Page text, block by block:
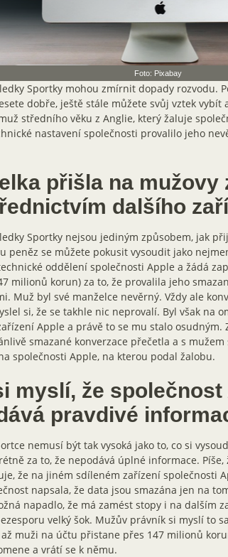
Foto: Pixabay
Sportky mohou zmírnit dopady rozvodu.
dobře, ještě stále můžete svůj vztek
středního věku z Anglie, který žaluje
nastavení společnosti provalilo jeho
přišla na mužovy
dalšího
Sportky nejsou jediným způsobem, jak
peněz se můžete pokusit vysoudit jako
oddělení společnosti Apple a žádá
milionů korun) za to, že provalila jeho
Muž byl své manželce nevěrný. Vždy ale
si, že se takhle nic neprovalí. Byl však na
Apple a právě to se mu stalo osudným.
smazané konverzace přečetla a s
společnosti Apple, na kterou podal žalobu.
myslí, že společnost
pravdivé
nemusí být tak vysoká jako to, co si
za to, že nepodává úplné informace. Píše,
že na jiném sdíleném zařízení společnosti
napsala, že data jsou smazána jen na
napadlo, že má zamést stopy i na dalším
velký šok. Mužův právník si myslí to
až muži na účtu přistane přes 147 milionů
a vrátí se k němu.